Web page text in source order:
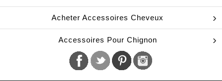
Acheter Accessoires Cheveux
Accessoires Pour Chignon